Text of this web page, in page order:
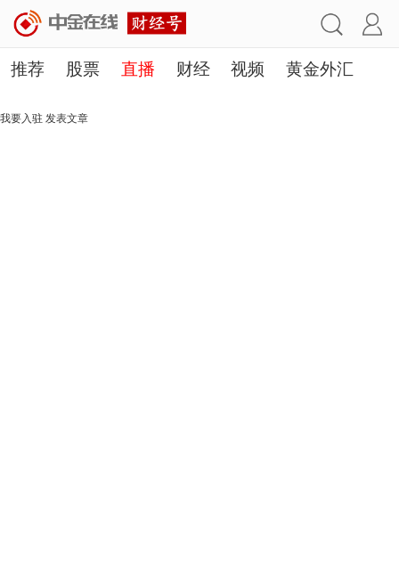
推荐 股票 直播 财经 视频 黄金外汇
理财 行业
我要入驻 发表文章